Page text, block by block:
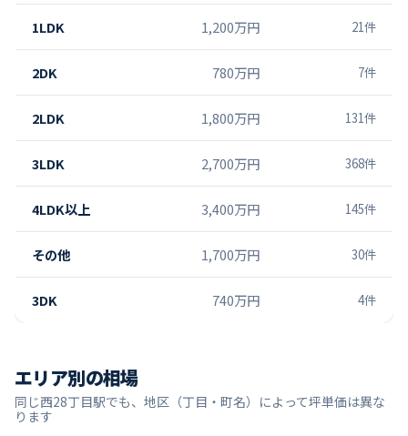
1LDK 1,200万円 21件
2DK 780万円 7件
2LDK 1,800万円 131件
3LDK 2,700万円 368件
4LDK以上 3,400万円 145件
その他 1,700万円 30件
3DK 740万円 4件
エリア別の相場
同じ西28丁目駅でも、地区（丁目・町名）によって坪単価は異な
ります